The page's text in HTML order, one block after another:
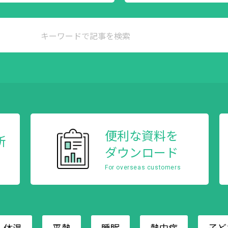
便利な資料を
ダウンロード
For overseas customers